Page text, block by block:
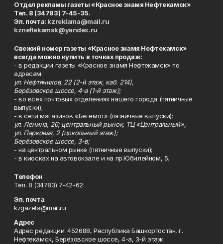
Отдел рекламы газеты «Красное знамя Нефтекамск»
Тел. 8 (34783) 7-45-35.
Эл. почта: kzreklama@mail.ru
kzneftekamsk@yandex.ru
Свежий номер газеты «Красное знамя Нефтекамск»
всегда можно купить в точках продаж:
- в редакции газеты «Красное знамя Нефтекамск» по
адресам:
ул. Нефтяников, 22 (2-й этаж, каб. 214),
Берёзовское шоссе, 4-а (1-й этаж);
- во всех почтовых отделениях нашего города (пятничные
выпуски);
- в сети магазинов «Бегемот» (пятничные выпуски):
ул. Ленина, 26; центральный рынок, ТЦ «Центральный»,
ул. Парковая, 2 (цокольный этаж);
Берёзовское шоссе, 3-в;
- на центральном рынке (пятничные выпуски);
- в киосках на автовокзале и на пр.Юбилейном, 5.
Телефон
Тел. 8 (34783) 7-42-62.
Эл. почта
kzgazeta@mail.ru
Адрес
Адрес редакции: 452688, Республика Башкортостан, г.
Нефтекамск, Берёзовское шоссе, 4-а, 3-й этаж.